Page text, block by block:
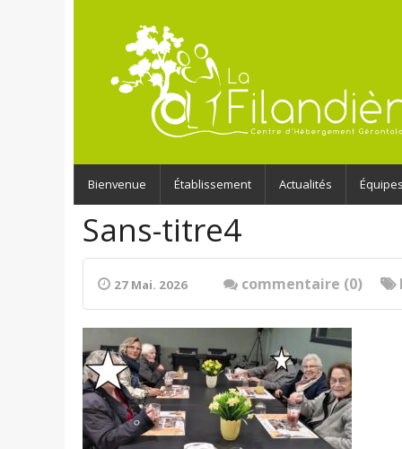
Bienvenue Établissement Actualités Équipes
Sans-titre4
27 Mai. 2026 commentaire (0)